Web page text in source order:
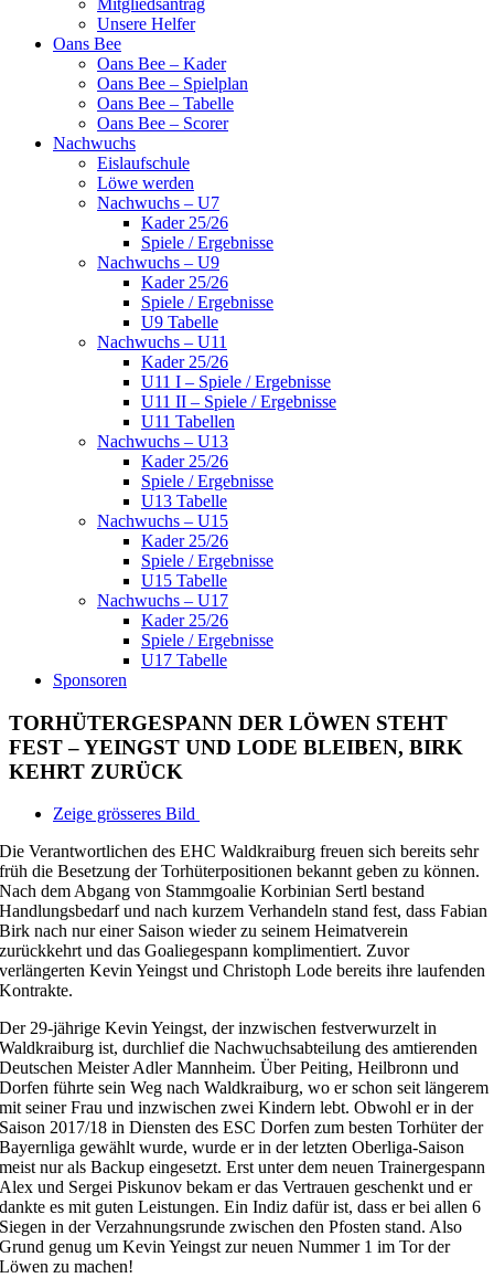
Mitgliedsantrag
Unsere Helfer
Oans Bee
Oans Bee – Kader
Oans Bee – Spielplan
Oans Bee – Tabelle
Oans Bee – Scorer
Nachwuchs
Eislaufschule
Löwe werden
Nachwuchs – U7
Kader 25/26
Spiele / Ergebnisse
Nachwuchs – U9
Kader 25/26
Spiele / Ergebnisse
U9 Tabelle
Nachwuchs – U11
Kader 25/26
U11 I – Spiele / Ergebnisse
U11 II – Spiele / Ergebnisse
U11 Tabellen
Nachwuchs – U13
Kader 25/26
Spiele / Ergebnisse
U13 Tabelle
Nachwuchs – U15
Kader 25/26
Spiele / Ergebnisse
U15 Tabelle
Nachwuchs – U17
Kader 25/26
Spiele / Ergebnisse
U17 Tabelle
Sponsoren
TORHÜTERGESPANN DER LÖWEN STEHT
FEST – YEINGST UND LODE BLEIBEN, BIRK
KEHRT ZURÜCK
Zeige grösseres Bild
Die Verantwortlichen des EHC Waldkraiburg freuen sich bereits sehr
früh die Besetzung der Torhüterpositionen bekannt geben zu können.
Nach dem Abgang von Stammgoalie Korbinian Sertl bestand
Handlungsbedarf und nach kurzem Verhandeln stand fest, dass Fabian
Birk nach nur einer Saison wieder zu seinem Heimatverein
zurückkehrt und das Goaliegespann komplimentiert. Zuvor
verlängerten Kevin Yeingst und Christoph Lode bereits ihre laufenden
Kontrakte.
Der 29-jährige Kevin Yeingst, der inzwischen festverwurzelt in
Waldkraiburg ist, durchlief die Nachwuchsabteilung des amtierenden
Deutschen Meister Adler Mannheim. Über Peiting, Heilbronn und
Dorfen führte sein Weg nach Waldkraiburg, wo er schon seit längerem
mit seiner Frau und inzwischen zwei Kindern lebt. Obwohl er in der
Saison 2017/18 in Diensten des ESC Dorfen zum besten Torhüter der
Bayernliga gewählt wurde, wurde er in der letzten Oberliga-Saison
meist nur als Backup eingesetzt. Erst unter dem neuen Trainergespann
Alex und Sergei Piskunov bekam er das Vertrauen geschenkt und er
dankte es mit guten Leistungen. Ein Indiz dafür ist, dass er bei allen 6
Siegen in der Verzahnungsrunde zwischen den Pfosten stand. Also
Grund genug um Kevin Yeingst zur neuen Nummer 1 im Tor der
Löwen zu machen!